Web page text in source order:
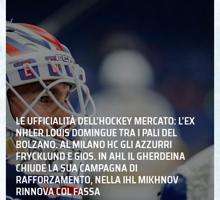
LE UFFICIALITÀ DELL’HOCKEY MERCATO: L’EX
NHLER LOUIS DOMINGUE TRA I PALI DEL
BOLZANO. AL MILANO HC GLI AZZURRI
FRYCKLUND E GIOS. IN AHL IL GHERDEINA
CHIUDE LA SUA CAMPAGNA DI
RAFFORZAMENTO, NELLA IHL MIKHNOV
RINNOVA COL FASSA